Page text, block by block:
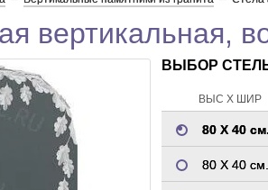
вертикальная,
ВЫБОР
ВЫС Х ШИР
80 Х 40 см.
80 Х 40 см.